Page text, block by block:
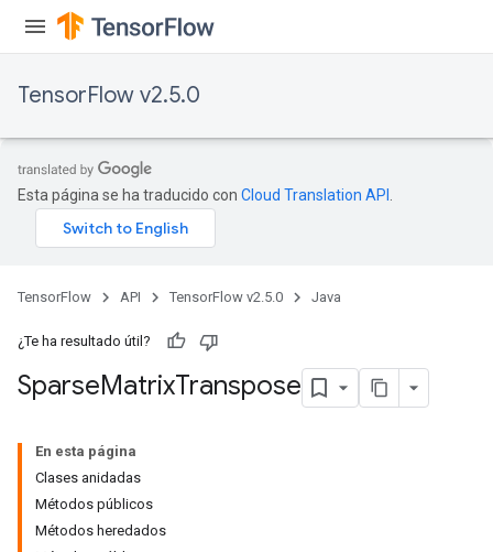
TensorFlow v2.5.0
Esta página se ha traducido con Cloud Translation API
TensorFlow API TensorFlow v2.5.0 Java
¿Te ha resultado útil?
SparseMatrixTranspose
En esta página
Clases anidadas
Métodos públicos
Métodos heredados